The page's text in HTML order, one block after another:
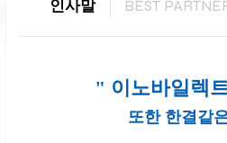
인사말 BEST
" 이노바일렉
또한 한결같